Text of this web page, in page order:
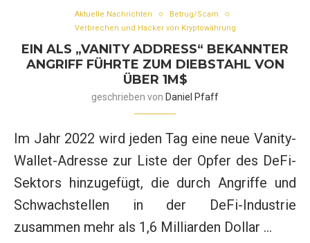
Aktuelle Nachrichten
Betrug/Scam
Verbrechen und Hacker von Kryptowährung
EIN ALS „VANITY ADDRESS“ BEKANNTER
ANGRIFF FÜHRTE ZUM DIEBSTAHL VON
ÜBER 1M$
geschrieben von Daniel Pfaff
Im Jahr 2022 wird jeden Tag eine neue Vanity-
Wallet-Adresse zur Liste der Opfer des DeFi-
Sektors hinzugefügt, die durch Angriffe und
Schwachstellen in der DeFi-Industrie
zusammen mehr als 1,6 Milliarden Dollar …